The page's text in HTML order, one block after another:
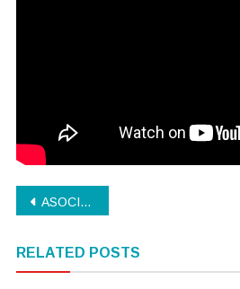
Navegación
entradas
ASOCIACIÓN BANCARIA
RELATED POSTS